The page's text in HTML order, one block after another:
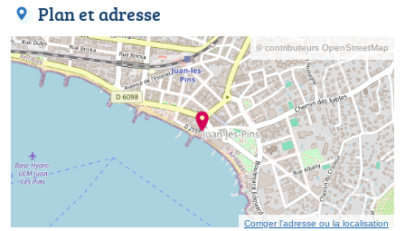
Plan et adresse
© contributeurs OpenStreetMap
Corriger l’adresse ou la localisation